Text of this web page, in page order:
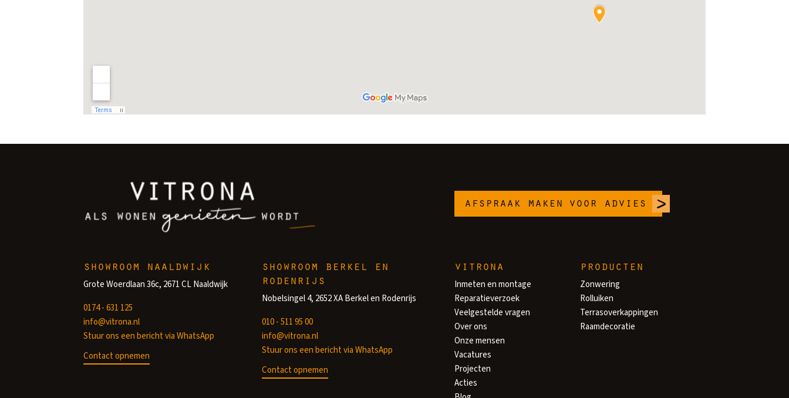
afspraak maken voor advies
showroom naaldwijk
Grote Woerdlaan 36c, 2671 CL Naaldwijk
0174 - 631 125
info@vitrona.nl
Stuur ons een bericht via WhatsApp
Contact opnemen
showroom berkel en
rodenrijs
Nobelsingel 4, 2652 XA Berkel en Rodenrijs
010 - 511 95 00
info@vitrona.nl
Stuur ons een bericht via WhatsApp
Contact opnemen
vitrona
Inmeten en montage
Reparatieverzoek
Veelgestelde vragen
Over ons
Onze mensen
Vacatures
Projecten
Acties
producten
Zonwering
Rolluiken
Terrasoverkappingen
Raamdecoratie